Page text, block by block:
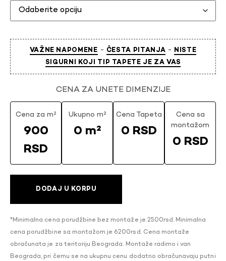
VAŽNE NAPOMENE - ČESTA PITANJA - NISTE
SIGURNI KOJI TIP TAPETE JE ZA VAS
CENA ZA UNETE DIMENZIJE
Cena za m²
900
RSD
Ukupno m²
0 m²
Cena Tapeta
0 RSD
Cena sa
montažom
0 RSD
DODAJ U KORPU
*Minimalna cena porudžbine bez montaže je 2500rsd. Minimalna
cena porudžbine sa montažom je 6200rsd. Cena montaže
obračunata je za teritoriju Beograda. Montaže radimo i van
Beograda, pri čemu se na ukupnu cenu dodatno obračunavaju putni